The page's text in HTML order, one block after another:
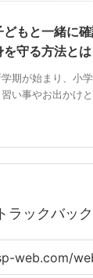
どもと一緒に
を守る方法とは
学期が始まり、小
習い事やお出かけ
ラックバッ